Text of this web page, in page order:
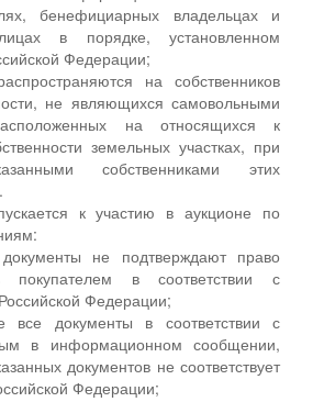
бенефициарных владельцах и
в порядке, установленном
Федерации;
на собственников
не являющихся самовольными
на относящихся к
земельных участках, при
собственниками этих
к участию в аукционе по
не подтверждают право
покупателем в соответствии с
Федерации;
все документы в соответствии с
в информационном сообщении,
документов не соответствует
Федерации;